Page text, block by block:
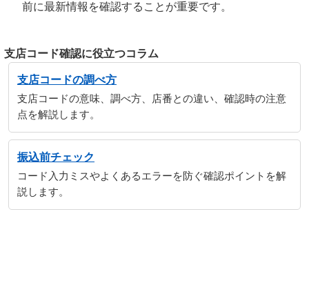
前に最新情報を確認することが重要です。
支店コード確認に役立つコラム
支店コードの調べ方
支店コードの意味、調べ方、店番との違い、確認時の注意
点を解説します。
振込前チェック
コード入力ミスやよくあるエラーを防ぐ確認ポイントを解
説します。